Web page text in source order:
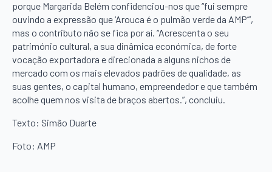
porque Margarida Belém confidenciou-nos que “fui sempre
ouvindo a expressão que ‘Arouca é o pulmão verde da AMP’”,
mas o contributo não se fica por aí. “Acrescenta o seu
património cultural, a sua dinâmica económica, de forte
vocação exportadora e direcionada a alguns nichos de
mercado com os mais elevados padrões de qualidade, as
suas gentes, o capital humano, empreendedor e que também
acolhe quem nos visita de braços abertos.”, concluiu.
Texto: Simão Duarte
Foto: AMP